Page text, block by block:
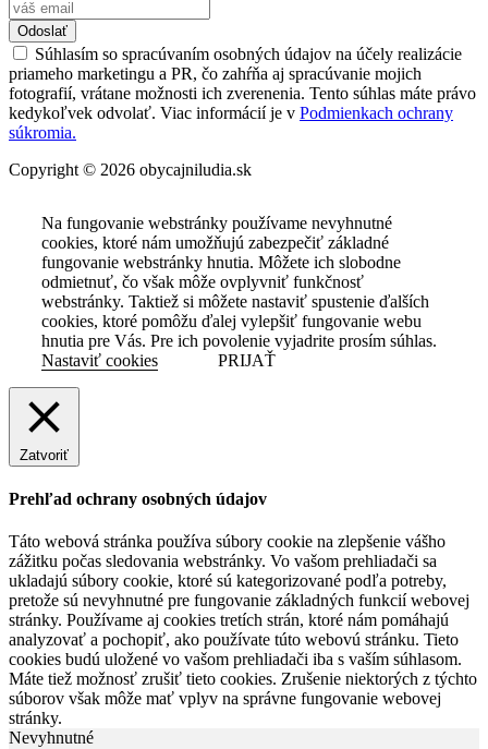
Odoslať
Súhlasím so spracúvaním osobných údajov na účely realizácie
priameho marketingu a PR, čo zahŕňa aj spracúvanie mojich
fotografií, vrátane možnosti ich zverenenia. Tento súhlas máte právo
kedykoľvek odvolať. Viac informácií je v Podmienkach ochrany
súkromia.
Copyright © 2026 obycajniludia.sk
Na fungovanie webstránky používame nevyhnutné
cookies, ktoré nám umožňujú zabezpečiť základné
fungovanie webstránky hnutia. Môžete ich slobodne
odmietnuť, čo však môže ovplyvniť funkčnosť
webstránky. Taktiež si môžete nastaviť spustenie ďalších
cookies, ktoré pomôžu ďalej vylepšiť fungovanie webu
hnutia pre Vás. Pre ich povolenie vyjadrite prosím súhlas.
Nastaviť cookies
PRIJAŤ
Zatvoriť
Prehľad ochrany osobných údajov
Táto webová stránka používa súbory cookie na zlepšenie vášho
zážitku počas sledovania webstránky. Vo vašom prehliadači sa
ukladajú súbory cookie, ktoré sú kategorizované podľa potreby,
pretože sú nevyhnutné pre fungovanie základných funkcií webovej
stránky. Používame aj cookies tretích strán, ktoré nám pomáhajú
analyzovať a pochopiť, ako používate túto webovú stránku. Tieto
cookies budú uložené vo vašom prehliadači iba s vaším súhlasom.
Máte tiež možnosť zrušiť tieto cookies. Zrušenie niektorých z týchto
súborov však môže mať vplyv na správne fungovanie webovej
stránky.
Nevyhnutné